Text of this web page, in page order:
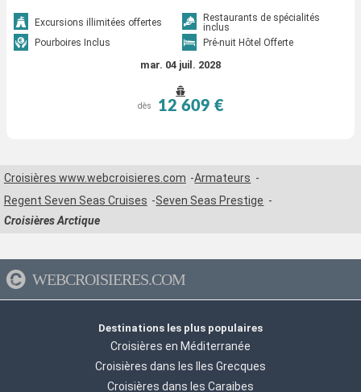
Excursions illimitées offertes
Restaurants de spécialités
inclus
Pourboires Inclus
Pré-nuit Hôtel Offerte
mar. 04 juil. 2028
dès 12 609 €
Croisières www.webcroisieres.com
Armateurs
Regent Seven Seas Cruises
Seven Seas Prestige
Croisières Arctique
WEBCROISIERES.COM
Destinations les plus populaires
Croisières en Méditerranée
Croisières dans les Iles Grecques
Croisières dans les Caraibes